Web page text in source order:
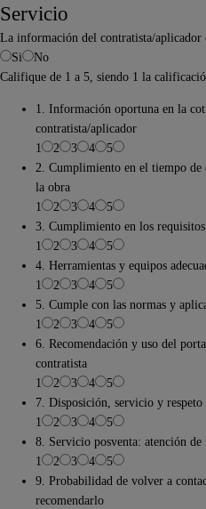
Servicio
La información del contratista/
Si
No
Califique de 1 a 5, siendo 1 la
1. Información oportuna en la
contratista/aplicador
1
2 3 4
5
2. Cumplimiento en el tiempo de
la obra
1
2 3 4
5
3. Cumplimiento en los
1
2 3 4
5
4. Herramientas y equipos
1
2 3 4
5
5. Cumple con las normas y
1
2 3 4
5
6. Recomendación y uso del
contratista
1
2 3 4
5
7. Disposición, servicio y
1
2 3 4
5
8. Servicio posventa: atención de
1
2 3 4
5
9. Probabilidad de volver a
recomendarlo